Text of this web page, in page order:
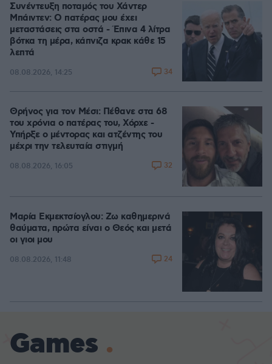
Συνέντευξη ποταμός του Χάντερ
Μπάιντεν: Ο πατέρας μου έχει
μεταστάσεις στα οστά - Έπινα 4 λίτρα
βότκα τη μέρα, κάπνιζα κρακ κάθε 15
λεπτά
08.08.2026, 14:25 34
Θρήνος για τον Μέσι: Πέθανε στα 68
του χρόνια ο πατέρας του, Χόρχε -
Υπήρξε ο μέντορας και ατζέντης του
μέχρι την τελευταία στιγμή
08.08.2026, 16:05 32
Μαρία Εκμεκτσίογλου: Ζω καθημερινά
θαύματα, πρώτα είναι ο Θεός και μετά
οι γιοι μου
08.08.2026, 11:48 24
Games